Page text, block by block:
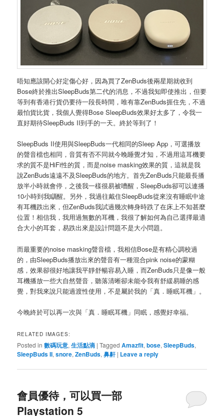
唔知應該開心好定傷心好，因為買了ZenBuds後兩星期就收到
Bose終於推出SleepBuds第二代的消息，不過我知即使推出，但要
等到有香港行貨仍要待一段長時間，唯有靠ZenBuds捱住先，不過
最怕貨比貨，我個人覺得Bose SleepBuds效果好太多了，令我一
直好期待SleepBuds II到手的一天。終於等到了！
SleepBuds II使用與SleepBuds一代相同的Sleep App，可選播放
的聲音檔也相同，音質有否不同就今晚睡覺才知，不過用這耳機要
求的質不是HiFi性的質，而是noise masking效果的質，這就是我
說ZenBuds遠遠不及SleepBuds的地方。首先ZenBuds只能最長播
放半小時就會停，之後我一樣很易被嘈醒，SleepBuds卻可以連播
10小時到我瞓醒。另外，我過往戴住SleepBuds從來沒有睡眠中途
有耳機跌出來，但ZenBuds我試過幾次轉身時跌了在床上不知甚麼
位置！相信我，我用過無數的耳機，我很了解如何為自己選擇最適
合大小的耳套，易跌出來是設計問題不是大小問題。
而最重要的noise masking聲音檔，我相信Bose是有精心調校過
的，由SleepBuds播放出來的聲音有一種混合pink noise的蒙糊
感，效果卻很好地讓我平靜舒暢容易入睡，而ZenBuds只是像一般
耳機播放一些大自然聲音，聽落清晰卻未能令我有舒緩易睡的感
覺，對我來說只能過渡性使用，不是屬於我的「真．睡眠耳機」。
今晚終於可以再一次與「真．睡眠耳機」同眠，感覺好幸福。
RELATED IMAGES:
Posted in 數碼玩意,生活點滴 |Tagged Amazfit,bose,SleepBuds,
SleepBuds II,snore,ZenBuds,鼻鼾 | Leave a reply
會員優待，可以買一部
Playstation 5